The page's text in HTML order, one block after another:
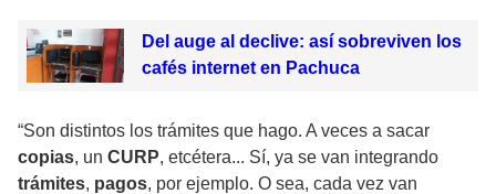
Del auge al declive: así sobreviven los
cafés internet en Pachuca
“Son distintos los trámites que hago. A veces a sacar
copias, un CURP, etcétera... Sí, ya se van integrando
trámites, pagos, por ejemplo. O sea, cada vez van